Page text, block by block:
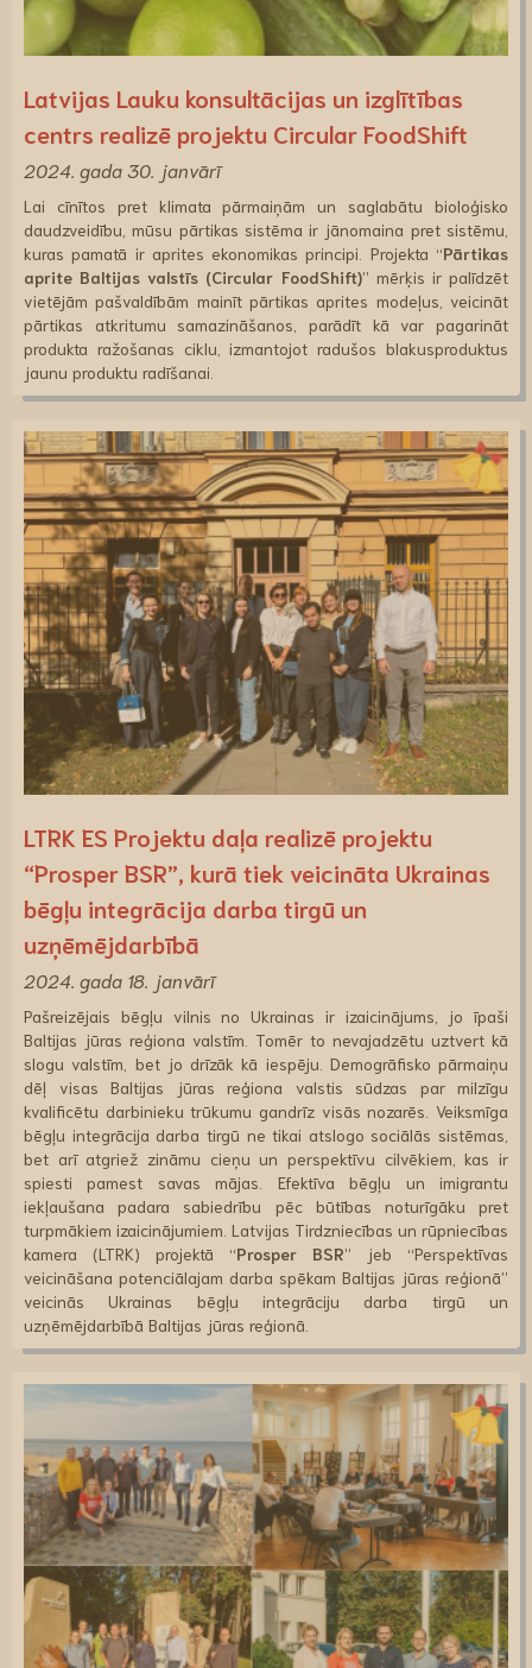
Latvijas Lauku konsultācijas un izglītības
centrs realizē projektu Circular FoodShift
2024. gada 30. janvārī
Lai cīnītos pret klimata pārmaiņām un saglabātu bioloģisko
daudzveidību, mūsu pārtikas sistēma ir jānomaina pret sistēmu,
kuras pamatā ir aprites ekonomikas principi. Projekta “Pārtikas
aprite Baltijas valstīs (Circular FoodShift)” mērķis ir palīdzēt
vietējām pašvaldībām mainīt pārtikas aprites modeļus, veicināt
pārtikas atkritumu samazināšanos, parādīt kā var pagarināt
produkta ražošanas ciklu, izmantojot radušos blakusproduktus
jaunu produktu radīšanai.
LTRK ES Projektu daļa realizē projektu
“Prosper BSR”, kurā tiek veicināta Ukrainas
bēgļu integrācija darba tirgū un
uzņēmējdarbībā
2024. gada 18. janvārī
Pašreizējais bēgļu vilnis no Ukrainas ir izaicinājums, jo īpaši
Baltijas jūras reģiona valstīm. Tomēr to nevajadzētu uztvert kā
slogu valstīm, bet jo drīzāk kā iespēju. Demogrāfisko pārmaiņu
dēļ visas Baltijas jūras reģiona valstis sūdzas par milzīgu
kvalificētu darbinieku trūkumu gandrīz visās nozarēs. Veiksmīga
bēgļu integrācija darba tirgū ne tikai atslogo sociālās sistēmas,
bet arī atgriež zināmu cieņu un perspektīvu cilvēkiem, kas ir
spiesti pamest savas mājas. Efektīva bēgļu un imigrantu
iekļaušana padara sabiedrību pēc būtības noturīgāku pret
turpmākiem izaicinājumiem. Latvijas Tirdzniecības un rūpniecības
kamera (LTRK) projektā “Prosper BSR” jeb “Perspektīvas
veicināšana potenciālajam darba spēkam Baltijas jūras reģionā”
veicinās Ukrainas bēgļu integrāciju darba tirgū un
uzņēmējdarbībā Baltijas jūras reģionā.